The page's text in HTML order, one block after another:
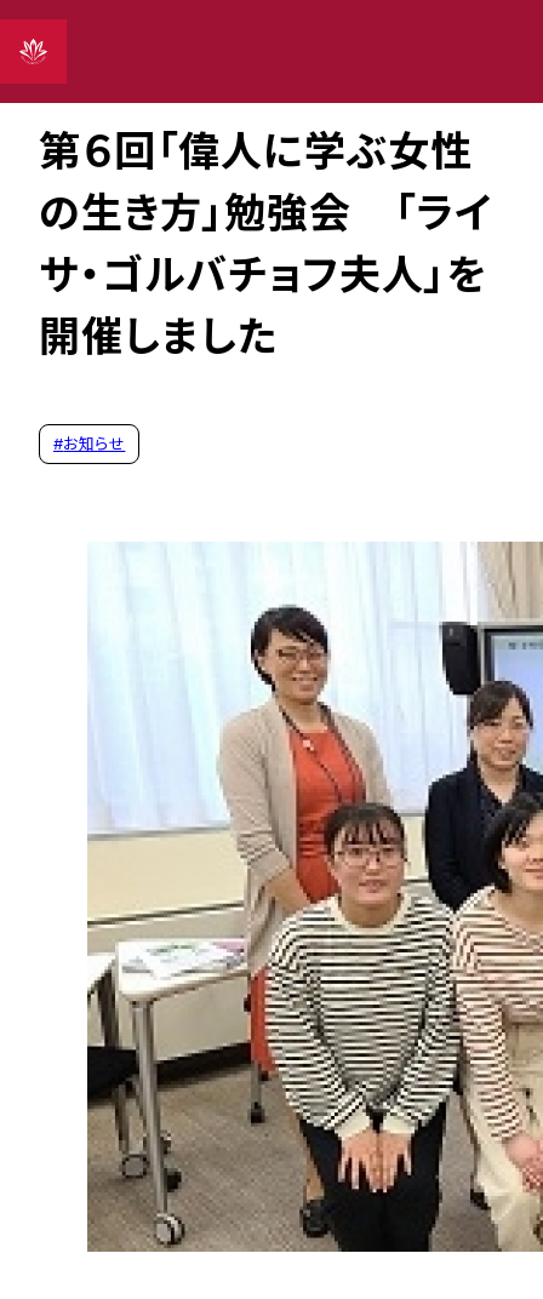
2023年10月21日
第６回「偉人に学ぶ女性
の生き方」勉強会 「ライ
サ・ゴルバチョフ夫人」を
開催しました
#お知らせ